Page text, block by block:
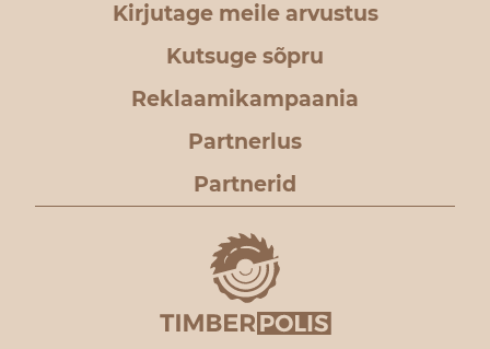
Kirjutage meile arvustus
Kutsuge sõpru
Reklaamikampaania
Partnerlus
Partnerid